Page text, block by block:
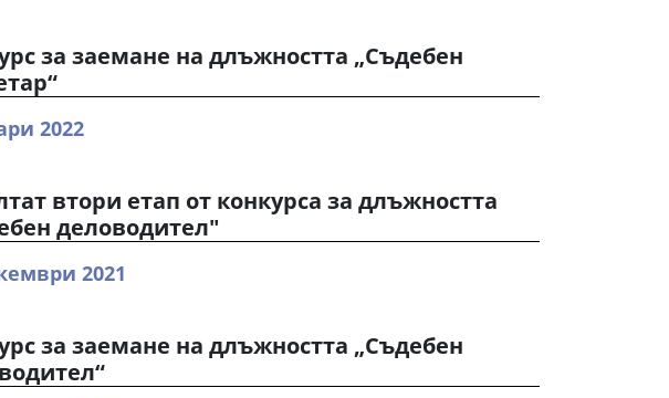
за заемане на длъжността „Съдебен
2022
втори етап от конкурса за длъжността
деловодител"
2021
за заемане на длъжността „Съдебен